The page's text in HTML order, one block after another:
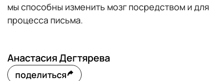
мы способны изменить мозг посредством и для
процесса письма.
Анастасия Дегтярева
поделиться